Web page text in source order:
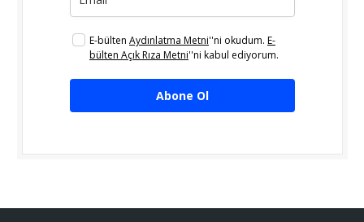
E-bülten Aydınlatma Metni''ni okudum. E-
bülten Açık Rıza Metni''ni kabul ediyorum.
Abone Ol